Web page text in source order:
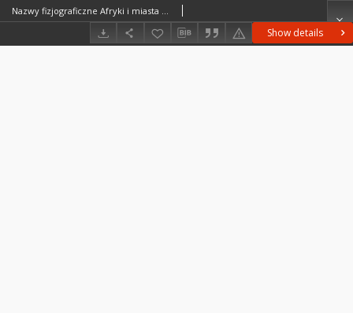
Show details
Nazwy fizjograficzne Afryki i miasta Afryki od 50-100 tys. mieszkańców